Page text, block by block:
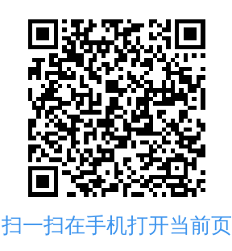
扫一扫在手机打开当前页